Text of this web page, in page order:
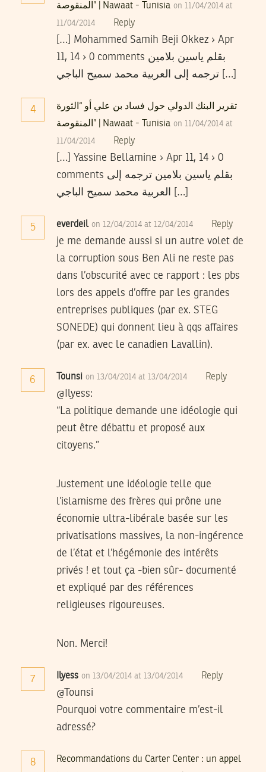
المنقوصة” | Nawaat - Tunisia on 11/04/2014 at
11/04/2014 Reply
[…] Mohammed Samih Beji Okkez › Apr
11, 14 › 0 comments بقلم ياسين بلامين
ترجمه إلى العربية محمد سميح الباجي […]
4
تقرير البنك الدولي حول فساد بن علي أو “الثورة
المنقوصة” | Nawaat - Tunisia on 11/04/2014 at
11/04/2014 Reply
[…] Yassine Bellamine › Apr 11, 14 › 0
comments بقلم ياسين بلامين ترجمه إلى
العربية محمد سميح الباجي […]
5 everdeil on 12/04/2014 at 12/04/2014 Reply
je me demande aussi si un autre volet de
la corruption sous Ben Ali ne reste pas
dans l’obscurité avec ce rapport : les pbs
lors des appels d’offre par les grandes
entreprises publiques (par ex. STEG
SONEDE) qui donnent lieu à qqs affaires
(par ex. avec le canadien Lavallin).
6 Tounsi on 13/04/2014 at 13/04/2014 Reply
@Ilyess:
“La politique demande une idéologie qui
peut être débattu et proposé aux
citoyens.”
Justement une idéologie telle que
l’islamisme des frères qui prône une
économie ultra-libérale basée sur les
privatisations massives, la non-ingérence
de l’état et l’hégémonie des intérêts
privés ! et tout ça -bien sûr- documenté
et expliqué par des références
religieuses rigoureuses.
Non. Merci!
7 Ilyess on 13/04/2014 at 13/04/2014 Reply
@Tounsi
Pourquoi votre commentaire m’est-il
adressé?
8
Recommandations du Carter Center : un appel